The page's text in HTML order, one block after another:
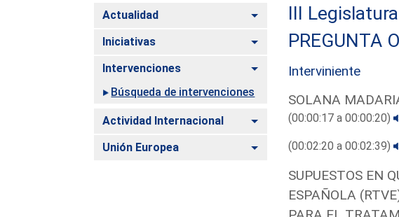
Actualidad Alternar
Iniciativas Alternar
Intervenciones
Alternar
Búsqueda de intervenciones
Actividad Internacional Alternar
Unión Europea Alternar
III Legislatura
PREGUNTA
Interviniente
SOLANA
(00:00:17 a 00:00:20)
(00:02:20 a 00:02:39)
SUPUESTOS EN
ESPAÑOLA